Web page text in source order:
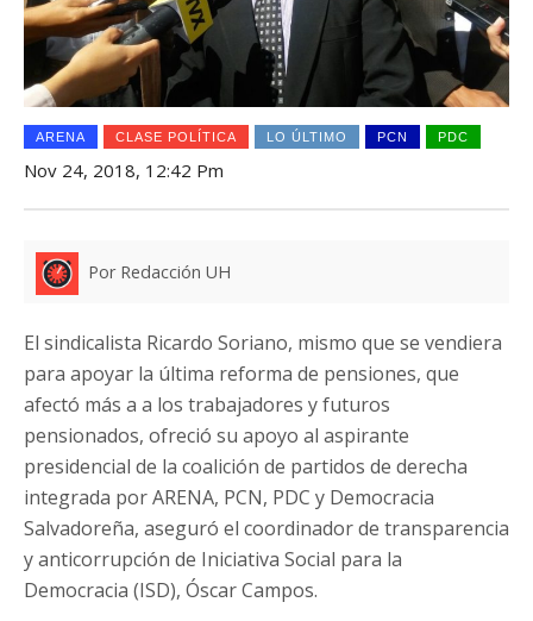
ARENA CLASE POLÍTICA LO ÚLTIMO PCN PDC
Nov 24, 2018, 12:42 Pm
Por Redacción UH
El sindicalista Ricardo Soriano, mismo que se vendiera
para apoyar la última reforma de pensiones, que
afectó más a a los trabajadores y futuros
pensionados, ofreció su apoyo al aspirante
presidencial de la coalición de partidos de derecha
integrada por ARENA, PCN, PDC y Democracia
Salvadoreña, aseguró el coordinador de transparencia
y anticorrupción de Iniciativa Social para la
Democracia (ISD), Óscar Campos.